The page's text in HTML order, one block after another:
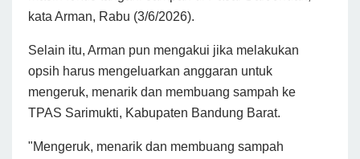
kata Arman, Rabu (3/6/2026).
Selain itu, Arman pun mengakui jika melakukan
opsih harus mengeluarkan anggaran untuk
mengeruk, menarik dan membuang sampah ke
TPAS Sarimukti, Kabupaten Bandung Barat.
"Mengeruk, menarik dan membuang sampah